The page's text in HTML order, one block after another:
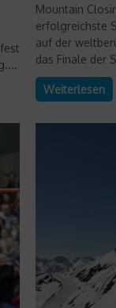
Mountain
erfolgreichste
auf der
das Finale der
Weiterlesen